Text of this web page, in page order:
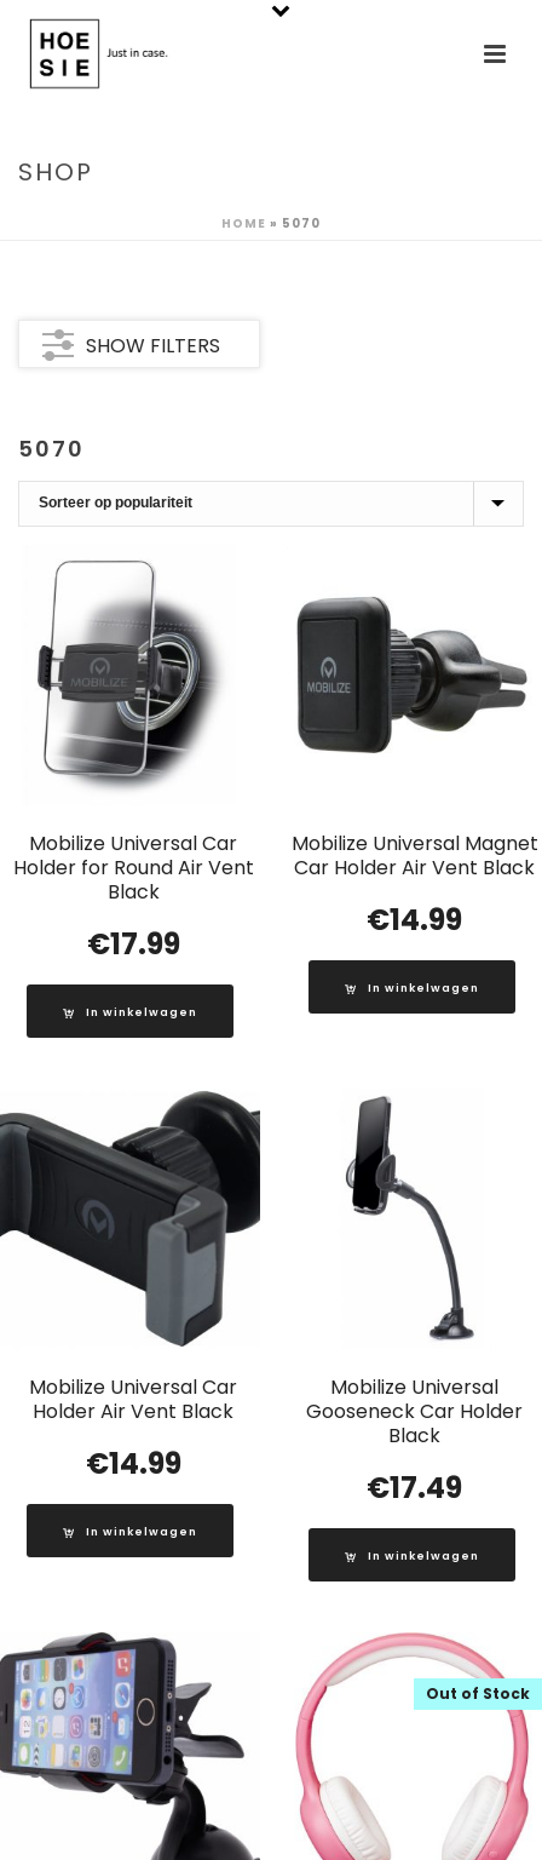
SHOP
HOME » 5070
SHOW FILTERS
5070
Mobilize Universal Car
Holder for Round Air Vent
Black
€17.99
In winkelwagen
Mobilize Universal Magnet
Car Holder Air Vent Black
€14.99
In winkelwagen
Mobilize Universal Car
Holder Air Vent Black
€14.99
In winkelwagen
Mobilize Universal
Gooseneck Car Holder
Black
€17.49
In winkelwagen
Out of Stock